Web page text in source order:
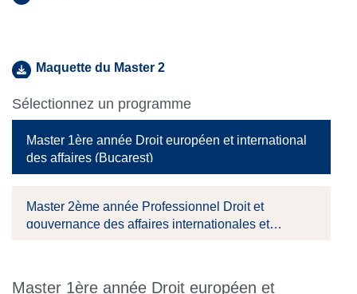
Maquette du Master 2
Sélectionnez un programme
Master 1ère année Droit européen et international
des affaires (Bucarest)
Master 2ème année Professionnel Droit et
gouvernance des affaires internationales et
Master 1ère année Droit européen et